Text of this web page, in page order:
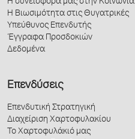
Η συνεισφορά μας στην Κοινωνία
Η Βιωσιμότητα στις Θυγατρικές
Υπεύθυνος Επενδυτής
Έγγραφα Προσδοκιών
Δεδομένα
Επενδύσεις
Επενδυτική Στρατηγική
Διαχείριση Χαρτοφυλακίου
Το Χαρτοφυλάκιό μας